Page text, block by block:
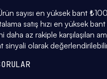
sayısı en yüksek bant
satış hızı en yüksek
daha az rakiple karşılaşılan
sinyali olarak